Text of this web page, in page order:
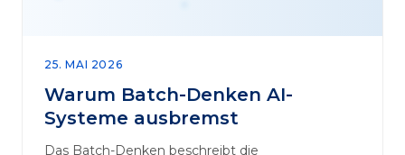
25. MAI 2026
Warum Batch-Denken AI-
Systeme ausbremst
Das Batch-Denken beschreibt die